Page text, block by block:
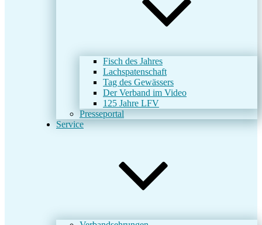
Fisch des Jahres
Lachspatenschaft
Tag des Gewässers
Der Verband im Video
125 Jahre LFV
Presseportal
Service